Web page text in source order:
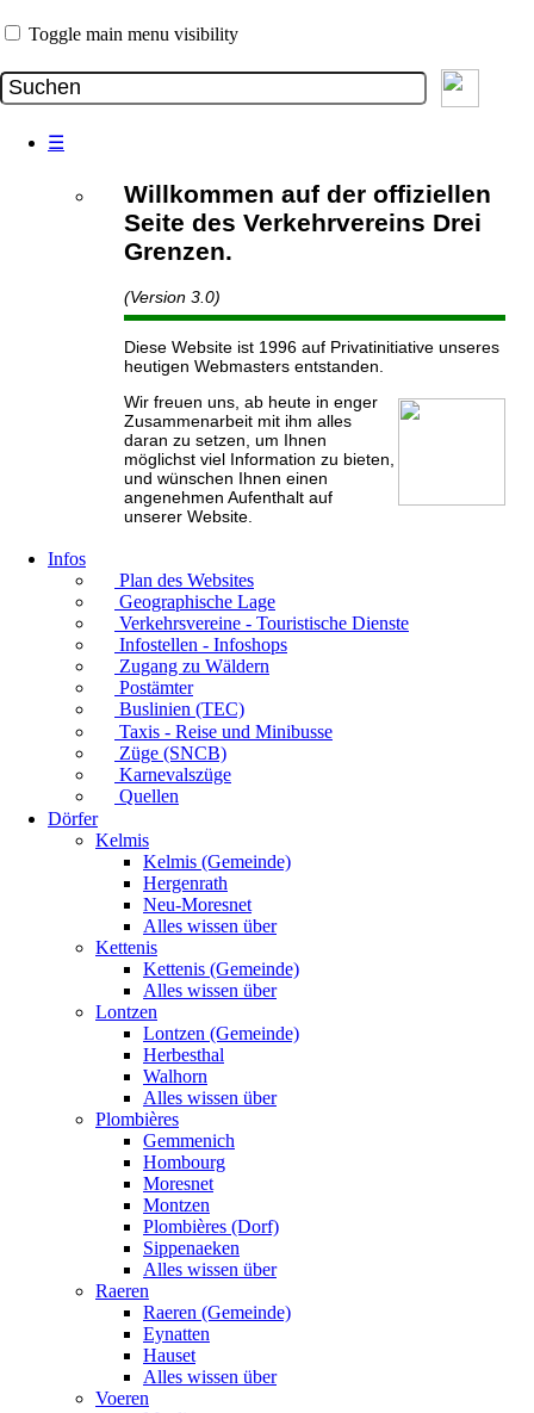
Toggle main menu visibility
☰
Willkommen auf der offiziellen
Seite des Verkehrvereins Drei
Grenzen.
(Version 3.0)
Diese Website ist 1996 auf Privatinitiative unseres
heutigen Webmasters entstanden.
Wir freuen uns, ab heute in enger
Zusammenarbeit mit ihm alles
daran zu setzen, um Ihnen
möglichst viel Information zu bieten,
und wünschen Ihnen einen
angenehmen Aufenthalt auf
unserer Website.
Infos
Plan des Websites
Geographische Lage
Verkehrsvereine - Touristische Dienste
Infostellen - Infoshops
Zugang zu Wäldern
Postämter
Buslinien (TEC)
Taxis - Reise und Minibusse
Züge (SNCB)
Karnevalszüge
Quellen
Dörfer
Kelmis
Kelmis (Gemeinde)
Hergenrath
Neu-Moresnet
Alles wissen über
Kettenis
Kettenis (Gemeinde)
Alles wissen über
Lontzen
Lontzen (Gemeinde)
Herbesthal
Walhorn
Alles wissen über
Plombières
Gemmenich
Hombourg
Moresnet
Montzen
Plombières (Dorf)
Sippenaeken
Alles wissen über
Raeren
Raeren (Gemeinde)
Eynatten
Hauset
Alles wissen über
Voeren